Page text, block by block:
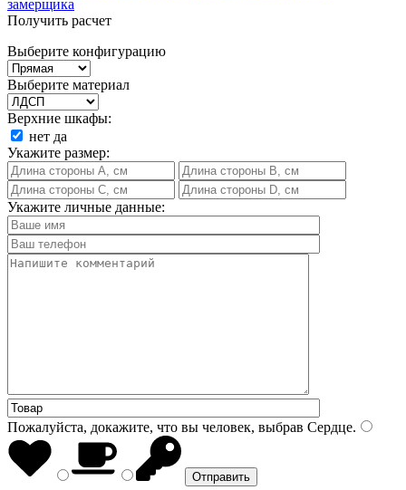
замерщика
Получить расчет
Выберите конфигурацию
Выберите материал
Верхние шкафы:
нет да
Укажите размер:
Укажите личные данные:
Пожалуйста, докажите, что вы человек, выбрав Сердце.